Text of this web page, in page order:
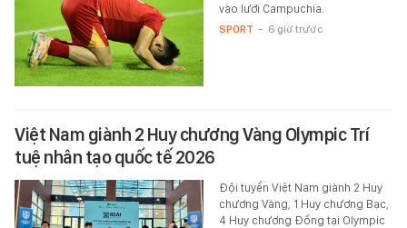
vào lưới Campuchia.
SPORT - 6 giờ trước
Việt Nam giành 2 Huy chương Vàng Olympic Trí
tuệ nhân tạo quốc tế 2026
Đội tuyển Việt Nam giành 2 Huy
chương Vàng, 1 Huy chương Bạc,
4 Huy chương Đồng tại Olympic